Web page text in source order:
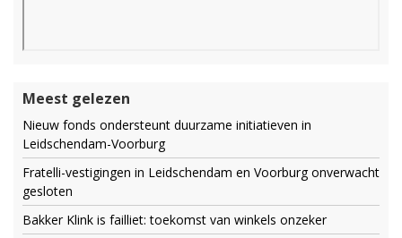
Meest gelezen
Nieuw fonds ondersteunt duurzame initiatieven in
Leidschendam-Voorburg
Fratelli-vestigingen in Leidschendam en Voorburg onverwacht
gesloten
Bakker Klink is failliet: toekomst van winkels onzeker